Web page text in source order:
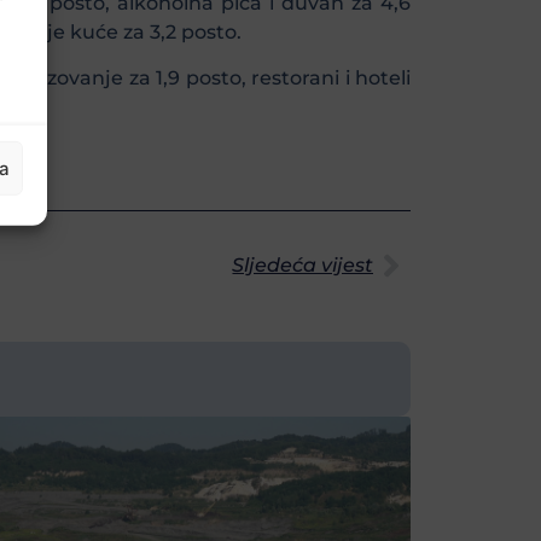
kuće za 3,2 posto.
za 1,9 posto, restorani i hoteli
Sljedeća vijest